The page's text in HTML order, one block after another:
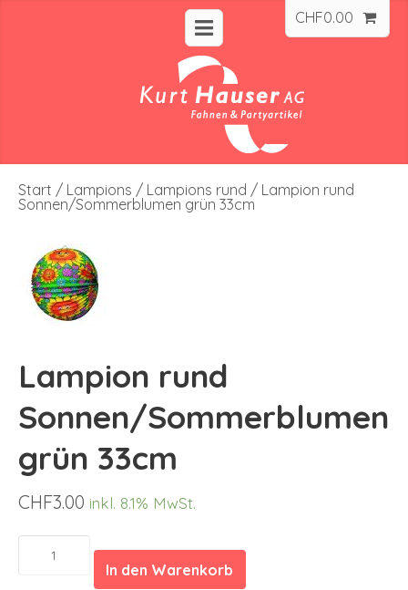
CHF0.00
Start / Lampions / Lampions rund / Lampion rund
Sonnen/Sommerblumen grün 33cm
Lampion rund
Sonnen/Sommerblumen
grün 33cm
CHF3.00 inkl. 8.1% MwSt.
Lampion
Sonnen/Sommerblumen
In den Warenkorb